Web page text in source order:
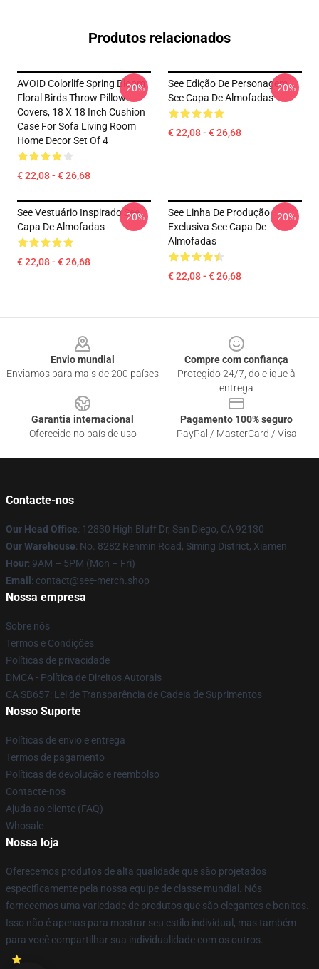
Produtos relacionados
AVOID Colorlife Spring Bloom
Floral Birds Throw Pillow
Covers, 18 X 18 Inch Cushion
Case For Sofa Living Room
Home Decor Set Of 4
€ 22,08 - € 26,68
-20%
See Edição De Personagem
See Capa De Almofadas
€ 22,08 - € 26,68
-20%
See Vestuário Inspirado See
Capa De Almofadas
€ 22,08 - € 26,68
-20%
See Linha De Produção
Exclusiva See Capa De
Almofadas
€ 22,08 - € 26,68
-20%
Envio mundial
Enviamos para mais de 200 países
Compre com confiança
Protegido 24/7, do clique à
entrega
Garantia internacional
Oferecido no país de uso
Pagamento 100% seguro
PayPal / MasterCard / Visa
Contacte-nos
Our Head Office: 12830 High Bluff Dr, San Diego, CA 92130
Our Warehouse: No. 8282 Renmin Road, Siming District, Xiamen
Hour: 9AM – 5PM (Mon – Fri)
Email : contact@see-merch.shop
Nossa empresa
Sobre nós
Termos e Condições
Políticas de privacidade
DMCA - Política de Direitos Autorais
CA SB657: Lei de Transparência de Cadeia de Suprimentos
Nosso Suporte
Políticas de envio e entrega
Termos de pagamento
Políticas de devolução e reembolso
Contacte-nos
Ajuda ao cliente (FAQ)
Whosale
Nossa loja
Oferecemos produtos de alta qualidade que são projetados
especificamente pela nossa equipe de classe mundial. Nós
fornecemos uma variedade de produtos que são elegantes e bonitos.
Isso não é apenas para mostrar seu estilo individual, mas também
para você compartilhar sua individualidade com os outros.